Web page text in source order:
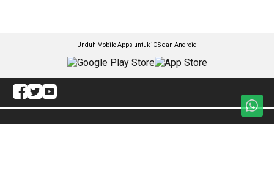
Unduh Mobile Apps untuk iOS dan Android